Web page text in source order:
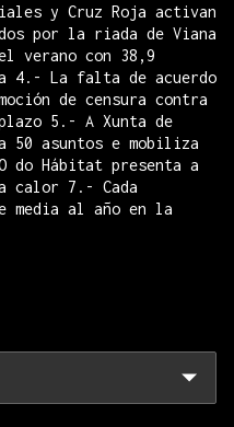
y Cruz Roja activan
por la riada de Viana
verano con 38,9
4.- La falta de acuerdo
de censura contra
5.- A Xunta de
50 asuntos e mobiliza
do Hábitat presenta a
calor 7.- Cada
media al año en la